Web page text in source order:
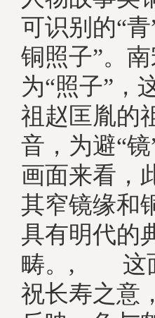
可识别的“
铜照子”。
为“照子”，
祖赵匡胤的
音，为避“
画面来看，
其窄镜缘和
具有明代的
畴。, 这面
祝长寿之意